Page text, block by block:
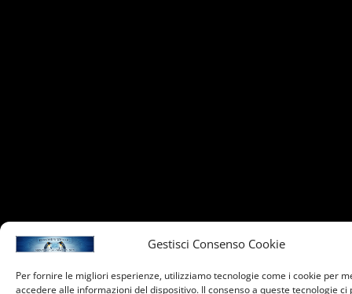
Gestisci Consenso Cookie
Per fornire le migliori esperienze, utilizziamo tecnologie come i cookie per
accedere alle informazioni del dispositivo. Il consenso a queste tecnologie